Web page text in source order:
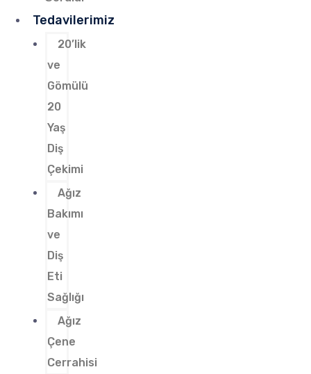
Tedavilerimiz
20’lik
ve
Gömülü
20
Yaş
Diş
Çekimi
Ağız
Bakımı
ve
Diş
Eti
Sağlığı
Ağız
Çene
Cerrahisi